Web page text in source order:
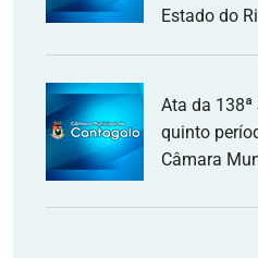
Estado do
Ata da
quinto
Câmara